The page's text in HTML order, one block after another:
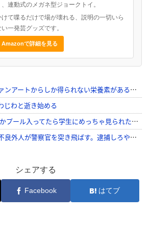
、連動式のメガネ型ジョークトイ。
けて喋るだけで場が壊れる、説明の一切いら
い一発芸グッズです。
Amazonで詳細を見る
シェアする
Facebook はてブ